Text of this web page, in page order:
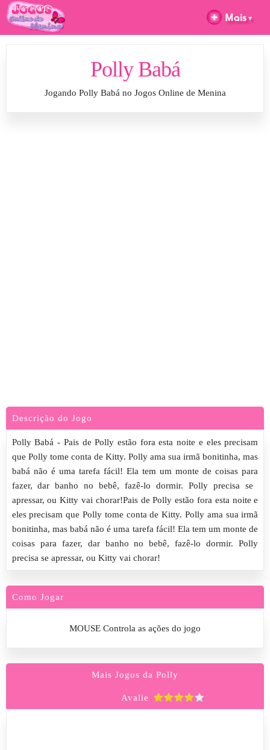
Polly Babá
Jogando Polly Babá no Jogos Online de Menina
Descrição do Jogo
Polly Babá - Pais de Polly estão fora esta noite e eles precisam
que Polly tome conta de Kitty. Polly ama sua irmã bonitinha, mas
babá não é uma tarefa fácil! Ela tem um monte de coisas para
fazer, dar banho no bebê, fazê-lo dormir. Polly precisa se ​​
apressar, ou Kitty vai chorar!Pais de Polly estão fora esta noite e
eles precisam que Polly tome conta de Kitty. Polly ama sua irmã
bonitinha, mas babá não é uma tarefa fácil! Ela tem um monte de
coisas para fazer, dar banho no bebê, fazê-lo dormir. Polly
precisa se ​​apressar, ou Kitty vai chorar!
Como Jogar
MOUSE Controla as ações do jogo
Mais Jogos da Polly
Avalie